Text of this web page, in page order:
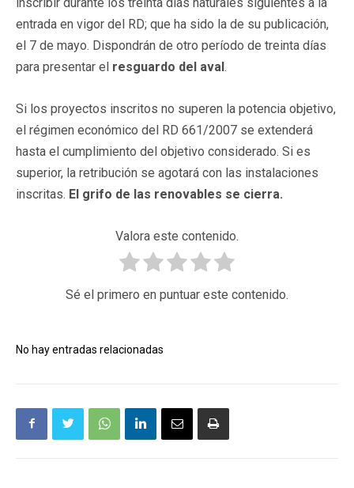
entrada en vigor del RD; que ha sido la de su publicación,
el 7 de mayo. Dispondrán de otro período de treinta días
para presentar el resguardo del aval.
Si los proyectos inscritos no superen la potencia objetivo,
el régimen económico del RD 661/2007 se extenderá
hasta el cumplimiento del objetivo considerado. Si es
superior, la retribución se agotará con las instalaciones
inscritas. El grifo de las renovables se cierra.
Valora este contenido.
Sé el primero en puntuar este contenido.
No hay entradas relacionadas